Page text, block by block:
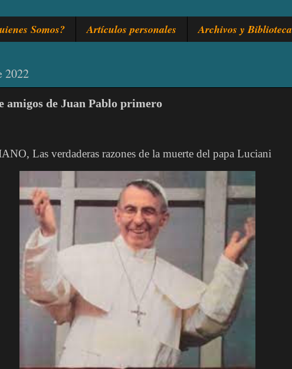
Somos? Artículos personales Archivos y Biblioteca
2022
amigos de Juan Pablo primero
Las verdaderas razones de la muerte del papa Luciani